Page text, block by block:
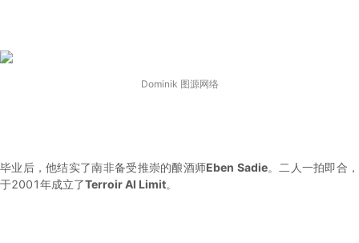
Dominik 图源网络
毕业后，他结实了南非备受推崇的酿酒师Eben Sadie。二人一拍即合，
于2001年成立了Terroir Al Limit。